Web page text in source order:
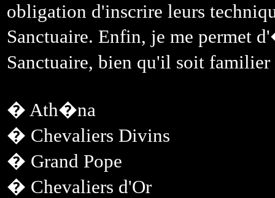
obligation d'inscrire leurs
Sanctuaire. Enfin, je me permet
Sanctuaire, bien qu'il soit
� Ath�na
� Chevaliers Divins
� Grand Pope
� Chevaliers d'Or